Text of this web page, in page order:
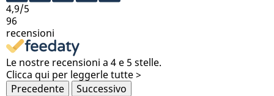
4,9/5
96
recensioni
Le nostre recensioni a 4 e 5 stelle.
Clicca qui per leggerle tutte >
Precedente
Successivo